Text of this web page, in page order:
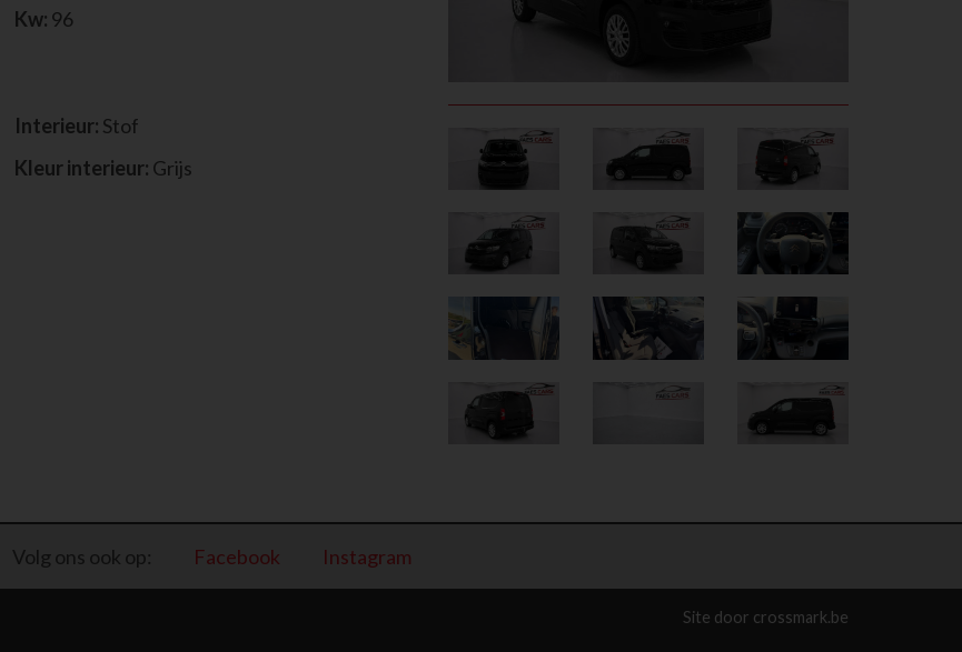
Kw: 96
Interieur: Stof
Kleur interieur: Grijs
Volg ons ook op: Facebook Instagram
Site door crossmark.be